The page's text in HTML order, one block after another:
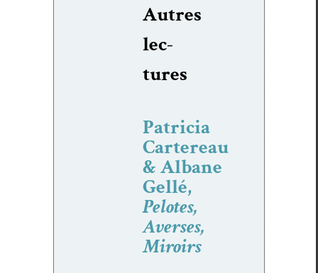
Autres
lec­
tures
Patricia
Cartereau
& Albane
Gellé,
Pelotes,
Averses,
Miroirs